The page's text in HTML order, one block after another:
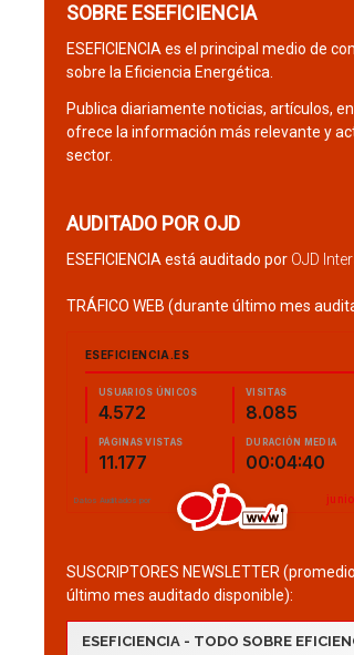
SOBRE ESEFICIENCIA
ESEFICIENCIA es el principal medio de
sobre la Eficiencia Energética.
Publica diariamente noticias, artículos,
ofrece la información más relevante y
sector.
AUDITADO POR OJD
ESEFICIENCIA está auditado por OJD
TRÁFICO WEB (durante último mes
SUSCRIPTORES NEWSLETTER
último mes auditado disponible):